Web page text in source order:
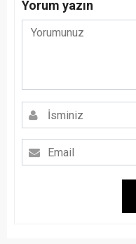
Yorum yazın